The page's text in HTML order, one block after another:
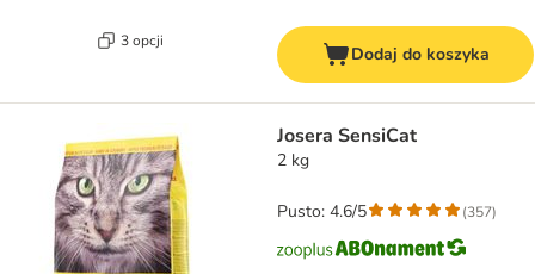
3 opcji
Dodaj do koszyka
Josera SensiCat
2 kg
Pusto: 4.6/5 (357)